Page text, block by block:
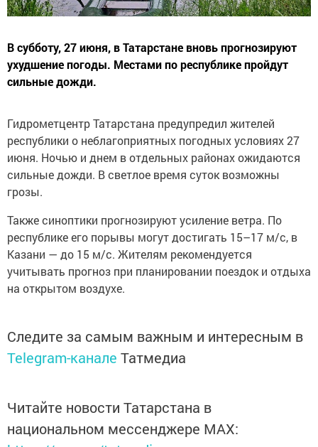
В субботу, 27 июня, в Татарстане вновь прогнозируют
ухудшение погоды. Местами по республике пройдут
сильные дожди.
Гидрометцентр Татарстана предупредил жителей
республики о неблагоприятных погодных условиях 27
июня. Ночью и днем в отдельных районах ожидаются
сильные дожди. В светлое время суток возможны
грозы.
Также синоптики прогнозируют усиление ветра. По
республике его порывы могут достигать 15–17 м/с, в
Казани — до 15 м/с. Жителям рекомендуется
учитывать прогноз при планировании поездок и отдыха
на открытом воздухе.
Следите за самым важным и интересным в
Telegram-канале Татмедиа
Читайте новости Татарстана в
национальном мессенджере MАХ: